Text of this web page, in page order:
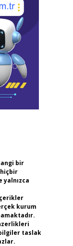
bir
yalnızca
kurum
taslak